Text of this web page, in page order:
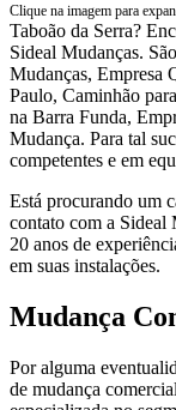
Clique na imagem para
Taboão da Serra?
Sideal Mudanças.
Mudanças, Empresa
Paulo, Caminhão
na Barra Funda,
Mudança. Para tal
competentes e em
Está procurando um
contato com a Sideal
20 anos de
em suas instalações.
Mudança
Por alguma
de mudança